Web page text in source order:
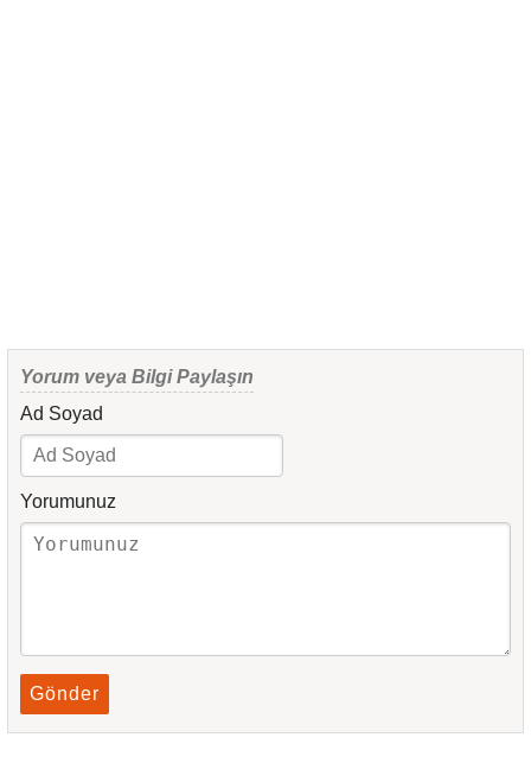
Yorum veya Bilgi Paylaşın
Ad Soyad
Yorumunuz
Gönder